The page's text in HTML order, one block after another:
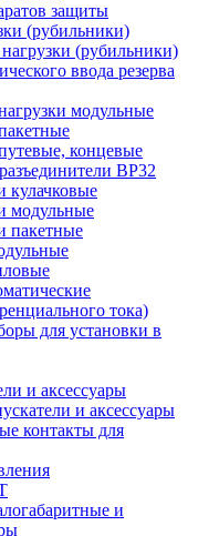
защиты
(рубильники)
(рубильники)
ввода резерва
модульные
концевые
ВР32
кулачковые
модульные
пакетные
тока)
для установки в
и аксессуары
и аксессуары
контакты для
и